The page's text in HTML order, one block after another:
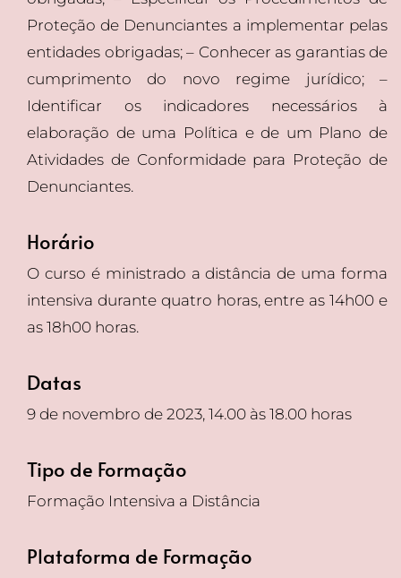
Proteção de Denunciantes a implementar pelas
entidades obrigadas; – Conhecer as garantias de
cumprimento do novo regime jurídico; –
Identificar os indicadores necessários à
elaboração de uma Política e de um Plano de
Atividades de Conformidade para Proteção de
Denunciantes.
Horário
O curso é ministrado a distância de uma forma
intensiva durante quatro horas, entre as 14h00 e
as 18h00 horas.
Datas
9 de novembro de 2023, 14.00 às 18.00 horas
Tipo de Formação
Formação Intensiva a Distância
Plataforma de Formação